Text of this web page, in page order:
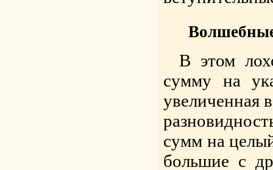
В этом
сумму на
увеличенная
сумм на
большие с